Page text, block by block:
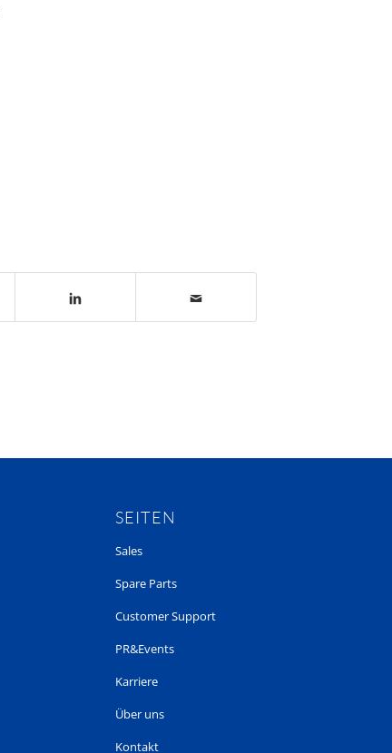
SEITEN
Sales
Spare Parts
Customer Support
PR&Events
Karriere
Über uns
Kontakt